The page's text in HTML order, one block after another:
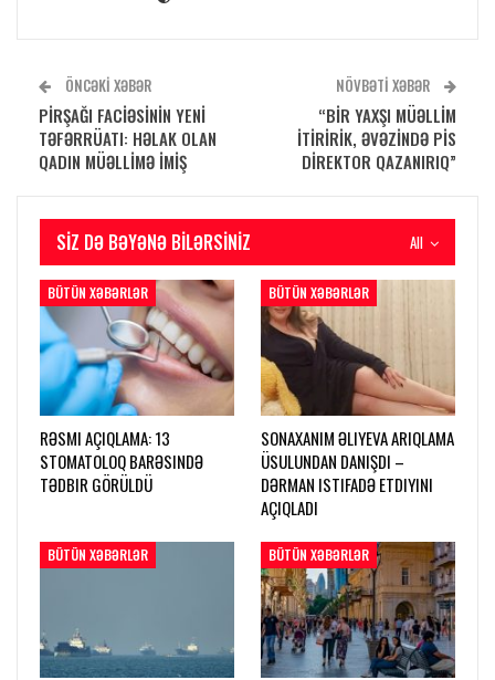
ÖNCƏKI XƏBƏR
PİRŞAĞI FACİƏSİNİN YENİ
TƏFƏRRÜATI: HƏLAK OLAN
QADIN MÜƏLLİMƏ İMİŞ
NÖVBƏTI XƏBƏR
“BİR YAXŞI MÜƏLLİM
İTİRİRİK, ƏVƏZİNDƏ PİS
DİREKTOR QAZANIRIQ”
All
SIZ DƏ BƏYƏNƏ BILƏRSINIZ
BÜTÜN XƏBƏRLƏR
RƏSMI AÇIQLAMA: 13
STOMATOLOQ BARƏSINDƏ
TƏDBIR GÖRÜLDÜ
BÜTÜN XƏBƏRLƏR
SONAXANIM ƏLIYEVA ARIQLAMA
ÜSULUNDAN DANIŞDI –
DƏRMAN ISTIFADƏ ETDIYINI
AÇIQLADI
BÜTÜN XƏBƏRLƏR BÜTÜN XƏBƏRLƏR